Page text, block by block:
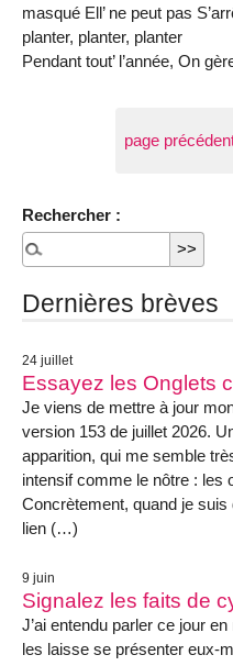
masqué Ell’ ne peut pas
planter, planter, planter
Pendant tout’ l’année, On
page
Rechercher :
Dernières brèves
24 juillet
Essayez les Onglets
Je viens de mettre à jour
version 153 de juillet 2026.
apparition, qui me semble
intensif comme le nôtre : les
Concrètement, quand je suis
lien (…)
9 juin
Signalez les faits de
J’ai entendu parler ce jour
les laisse se présenter eux-